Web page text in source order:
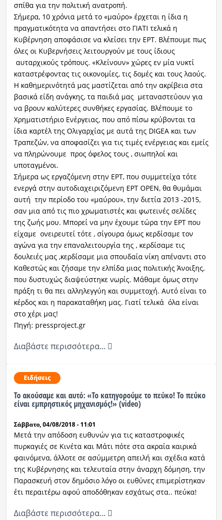
σπίθα για την πολιτική ανατροπή.
Σήμερα, 10 χρόνια μετά το «μαύρο» έρχεται η ίδια η
πραγματικότητα να απαντήσει στο ΓΙΑΤΙ τελικά η
Κυβέρνηση αποφάσισε να κλείσει την ΕΡΤ. Βλέπουμε πως
όλες οι Κυβερνήσεις λειτουργούν με τους ίδιους
αυταρχικούς τρόπους. «Κλείνουν» χώρες εν μία νυκτί
καταστρέφοντας τις οικονομίες, τις δομές και τους λαούς.
Η καθημερινότητά μας μαστίζεται από την ακρίβεια στα
βασικά είδη ανάγκης, τα παιδιά μας μεταναστεύουν για
να βρουν καλύτερες συνθήκες εργασίας. Βλέπουμε το
Χρηματιστήριο Ενέργειας, που από πίσω κρύβονται τα
ίδια καρτέλ της Ολιγαρχίας με αυτά της DIGEA και των
Τραπεζών, να αποφασίζει για τις τιμές ενέργειας και εμείς
να πληρώνουμε προς όφελος τους , σιωπηλοί και
υποταγμένοι.
Σήμερα ως εργαζόμενη στην ΕΡΤ, που συμμετείχα τότε
ενεργά στην αυτοδιαχειριζόμενη EPT OPEN, θα θυμάμαι
αυτή την περίοδο του «μαύρου», την διετία 2013 -2015,
σαν μια από τις πιο χρωματιστές και φωτεινές σελίδες
της ζωής μου. Μπορεί να μην έχουμε τώρα την ΕΡΤ που
είχαμε ονειρευτεί τότε , σίγουρα όμως κερδίσαμε τον
αγώνα για την επαναλειτουργία της , κερδίσαμε τις
δουλειές μας ,κερδίσαμε μια σπουδαία νίκη απέναντι στο
Καθεστώς και ζήσαμε την ελπίδα μιας πολιτικής Άνοιξης,
που δυστυχώς διαψεύστηκε νωρίς. Μάθαμε όμως στην
πράξη τι θα πει αλληλεγγύη και συμμετοχή. Αυτό είναι το
κέρδος και η παρακαταθήκη μας. Γιατί τελικά όλα είναι
στο χέρι μας!
Πηγή: pressproject.gr
Διαβάστε περισσότερα...
Ειδήσεις
Το ακούσαμε και αυτό: «Το κατηγορούμε το πεύκο! Το πεύκο
είναι εμπρηστικός μηχανισμός!» (video)
Σάββατο, 04/08/2018 - 11:01
Μετά την απόδοση ευθυνών για τις καταστροφικές
πυρκαγιές σε Κινέτα και Μάτι πότε στα ακραία καιρικά
φαινόμενα, άλλοτε σε ασύμμετρη απειλή και σχέδια κατά
της Κυβέρνησης και τελευταία στην άναρχη δόμηση, την
Παρασκευή στον δημόσιο λόγο οι ευθύνες επιμερίστηκαν
έτι περαιτέρω αφού αποδόθηκαν εσχάτως στα.. πεύκα!
Διαβάστε περισσότερα...